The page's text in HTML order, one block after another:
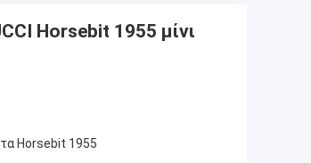
Horsebit 1955 μίνι
Horsebit 1955